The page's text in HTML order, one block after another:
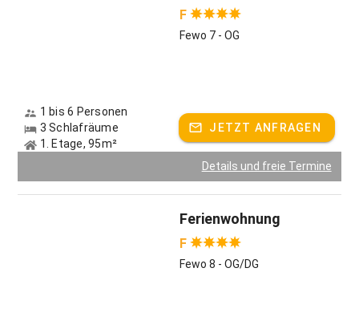
F
Fewo 7 - OG
1 bis 6 Personen
3 Schlafräume
1. Etage, 95m²
JETZT ANFRAGEN
Details und freie Termine
Ferienwohnung
F
Fewo 8 - OG/DG